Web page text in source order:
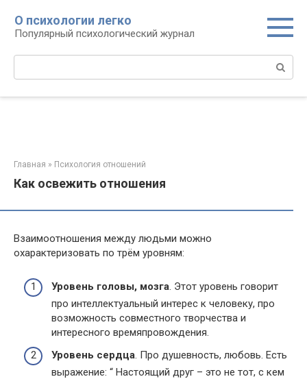
контенту
О психологии легко
Популярный психологический журнал
Главная » Психология отношений
Как освежить отношения
Взаимоотношения между людьми можно
охарактеризовать по трём уровням:
Уровень головы, мозга . Этот уровень говорит
про интеллектуальный интерес к человеку, про
возможность совместного творчества и
интересного времяпровождения.
Уровень сердца. Про душевность, любовь. Есть
выражение: “ Настоящий друг – это не тот, с кем